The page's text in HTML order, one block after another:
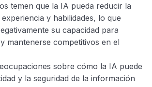
temen que la IA pueda reducir la
y habilidades, lo que
su capacidad para
mantenerse competitivos en el
sobre cómo la IA puede
y la seguridad de la información